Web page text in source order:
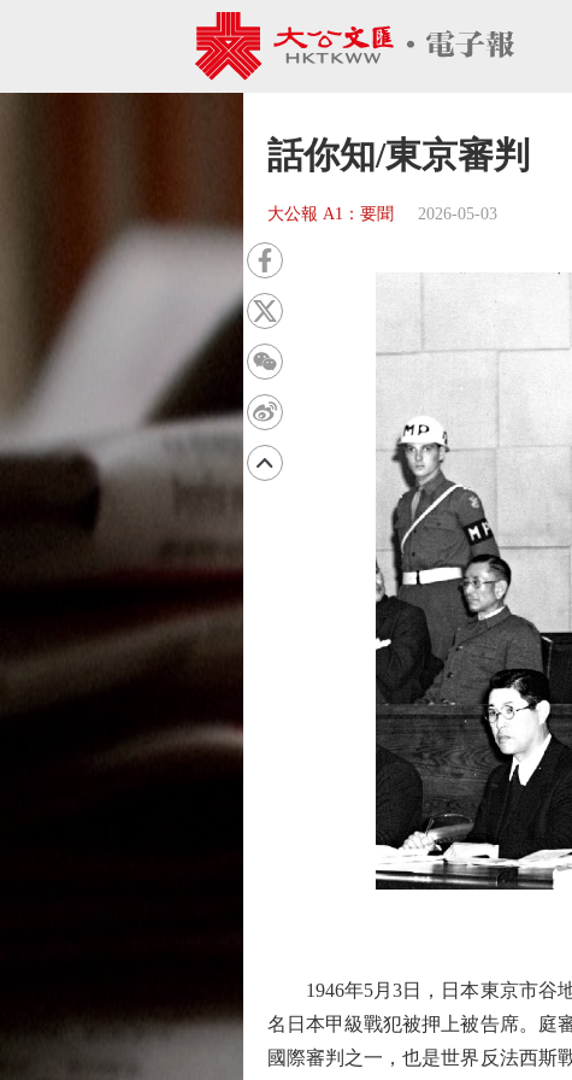
話你知/東京審判
大公報 A1：要聞 2026-05-03
1946年5月3日，日本東京市谷地
名日本甲級戰犯被押上被告席。庭
國際審判之一，也是世界反法西斯